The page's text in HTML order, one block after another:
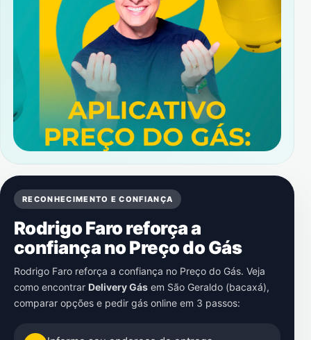
RECONHECIMENTO E CONFIANÇA
Rodrigo Faro reforça a
confiança no Preço do Gás
Rodrigo Faro reforça a confiança no Preço do Gás. Veja
como encontrar Delivery Gás em São Geraldo (bacaxá),
comparar opções e pedir gás online em 3 passos: